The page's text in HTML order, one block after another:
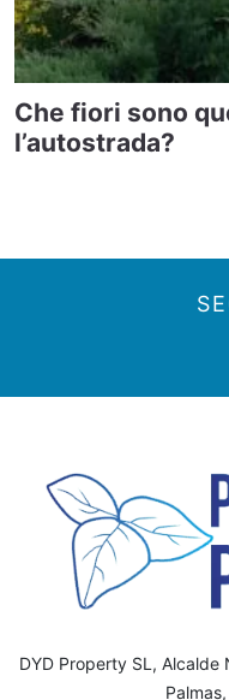
Che fiori sono
l’autostrada?
DYD Property SL,